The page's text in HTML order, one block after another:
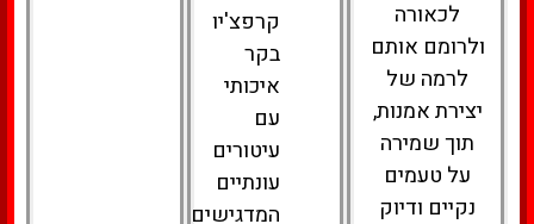
לכאורה
ולרומם אותם
לרמה של
יצירת אמנות,
תוך שמירה
על טעמים
נקיים ודיוק
קרפצ'יו
בקר
איכותי
עם
עיטורים
עונתיים
המדגישים